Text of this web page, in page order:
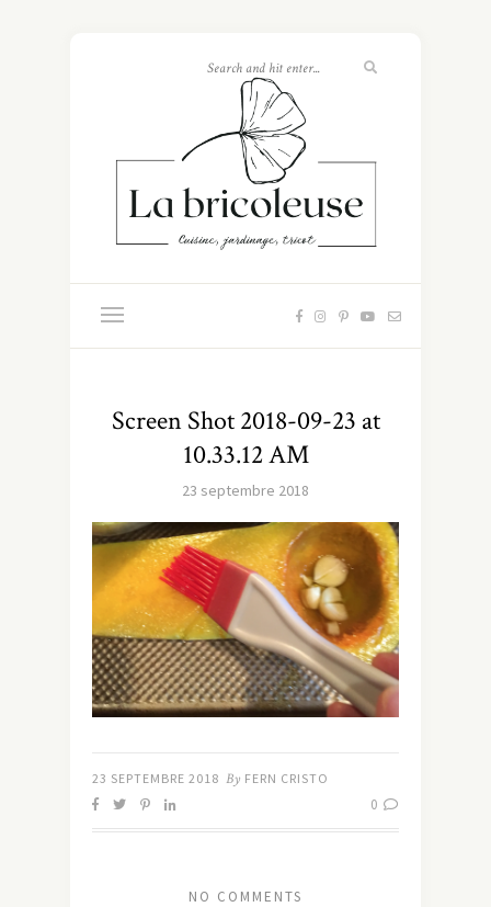
Screen Shot 2018-09-23 at
10.33.12 AM
23 septembre 2018
23 SEPTEMBRE 2018 By FERN CRISTO
0
NO COMMENTS